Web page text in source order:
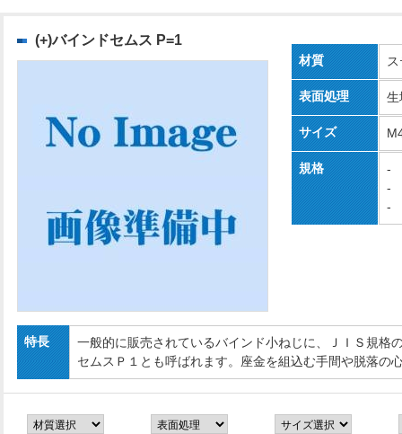
(+)バインドセムス P=1
材質
表面処理 生
サイズ
規格
-
-
-
特長
一般的に販売されているバインド小ねじに、ＪＩＳ規格
セムスＰ１とも呼ばれます。座金を組込む手間や脱落の